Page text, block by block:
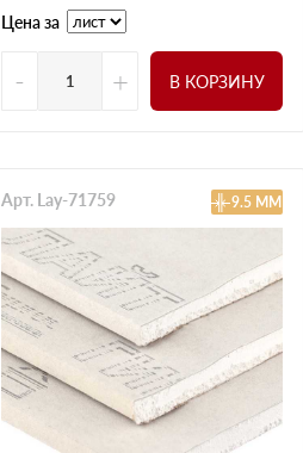
Цена за
- + В КОРЗИНУ
Арт. Lay-71759 9.5 ММ